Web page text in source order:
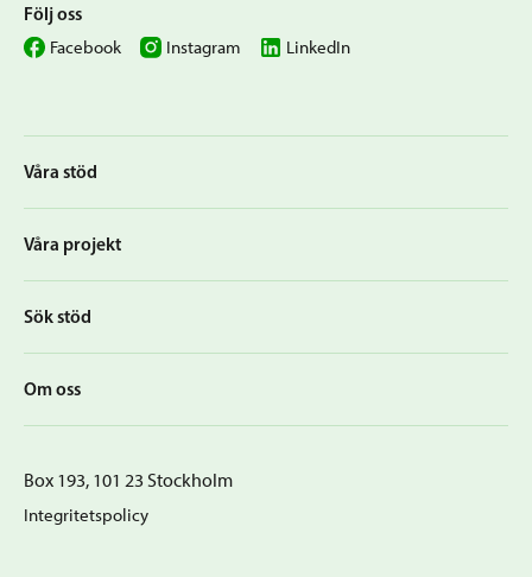
Våra stöd
Våra projekt
Sök stöd
Om oss
Följ oss
Facebook Instagram LinkedIn
Box 193, 101 23 Stockholm
Integritetspolicy